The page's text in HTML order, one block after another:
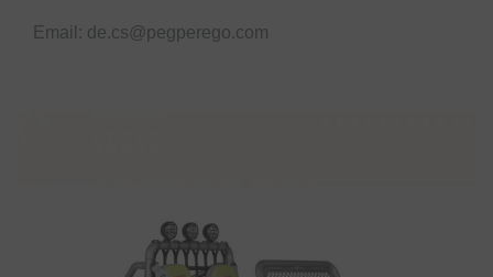
Email: de.cs@pegperego.com